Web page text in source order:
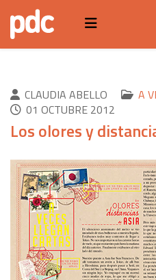
CLAUDIA ABELLO
A
01 OCTUBRE 2012
Los olores y